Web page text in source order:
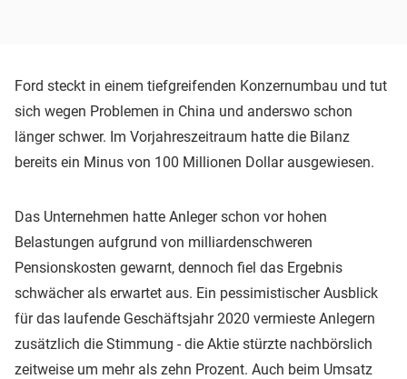
Ford steckt in einem tiefgreifenden Konzernumbau und tut
sich wegen Problemen in China und anderswo schon
länger schwer. Im Vorjahreszeitraum hatte die Bilanz
bereits ein Minus von 100 Millionen Dollar ausgewiesen.
Das Unternehmen hatte Anleger schon vor hohen
Belastungen aufgrund von milliardenschweren
Pensionskosten gewarnt, dennoch fiel das Ergebnis
schwächer als erwartet aus. Ein pessimistischer Ausblick
für das laufende Geschäftsjahr 2020 vermieste Anlegern
zusätzlich die Stimmung - die Aktie stürzte nachbörslich
zeitweise um mehr als zehn Prozent. Auch beim Umsatz